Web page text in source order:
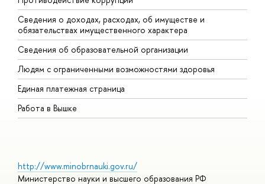
Сведения о доходах, расходах, об имуществе и
обязательствах имущественного характера
Сведения об образовательной организации
Людям с ограниченными возможностями здоровья
Единая платежная страница
Работа в Вышке
http://www.minobrnauki.gov.ru/
Министерство науки и высшего образования РФ